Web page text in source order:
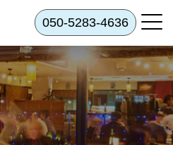
050-5283-4636